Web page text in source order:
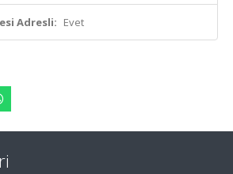
Adresli: Evet